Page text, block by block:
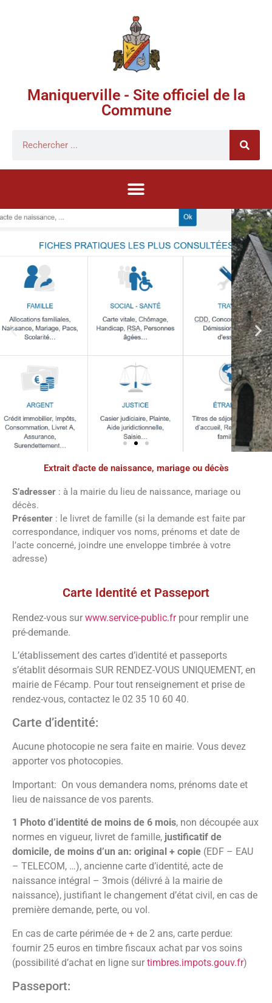
Maniquerville - Site officiel de la
Commune
Démarches
administratives
Faîtes vos démarches en ligne sur notre
site en cliquant sur le bouton ci-dessous
Extrait d'acte de naissance, mariage ou décès
S’adresser : à la mairie du lieu de naissance, mariage ou
décès.
Présenter : le livret de famille (si la demande est faite par
correspondance, indiquer vos noms, prénoms et date de
l’acte concerné, joindre une enveloppe timbrée à votre
adresse)
Carte Identité et Passeport
Rendez-vous sur www.service-public.frpour remplir une
pré-demande.
L’établissement des cartes d’identité et passeports
s’établit désormais SUR RENDEZ-VOUS UNIQUEMENT, en
mairie de Fécamp. Pour tout renseignement et prise de
rendez-vous, contactez le 02 35 10 60 40.
Carte d’identité:
Aucune photocopie ne sera faite en mairie. Vous devez
apporter vos photocopies.
Important: On vous demandera noms, prénoms date et
lieu de naissance de vos parents.
1 Photo d’identité de moins de 6 mois, non découpée aux
normes en vigueur, livret de famille, justificatif de
domicile, de moins d’un an: original + copie (EDF – EAU
– TELECOM, …), ancienne carte d’identité, acte de
naissance intégral – 3mois (délivré à la mairie de
naissance), justifiant le changement d’état civil, en cas de
première demande, perte, ou vol.
En cas de carte périmée de + de 2 ans, carte perdue:
fournir 25 euros en timbre fiscaux achat par vos soins
(possibilité d’achat en ligne sur timbres.impots.gouv.fr)
Passeport: